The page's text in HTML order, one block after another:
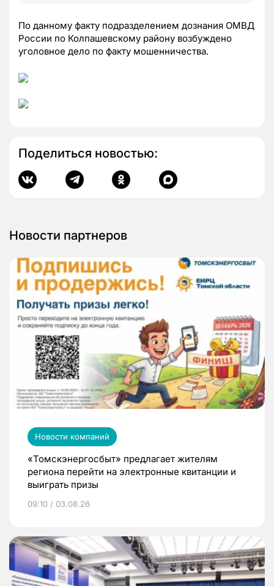
По данному факту подразделением дознания ОМВД
России по Колпашевскому району возбуждено
уголовное дело по факту мошенничества.
Поделиться новостью:
Новости партнеров
Новости компаний
«Томскэнергосбыт» предлагает жителям
региона перейти на электронные квитанции и
выиграть призы
09:10 / 03.08.26